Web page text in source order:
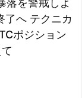
落を警戒しよ
了へ テクニカ
ポジション